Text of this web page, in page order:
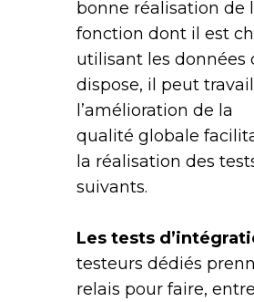
bonne réalisation de
fonction dont il est
utilisant les données
dispose, il peut
l’amélioration de la
qualité globale
la réalisation des
suivants.
Les tests
testeurs dédiés
relais pour faire,